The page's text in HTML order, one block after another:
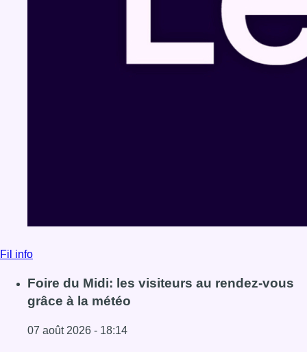
Fil info
Foire du Midi: les visiteurs au rendez-vous
grâce à la météo
07 août 2026 - 18:14